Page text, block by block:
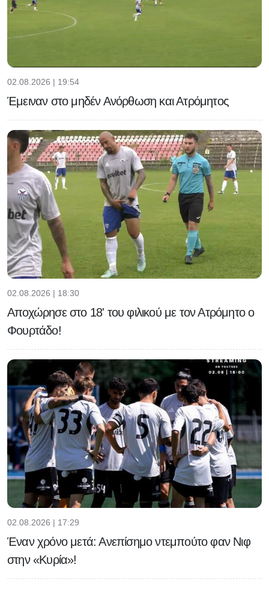
02.08.2026 | 19:54
Έμειναν στο μηδέν Ανόρθωση και Ατρόμητος
02.08.2026 | 18:30
Αποχώρησε στο 18' του φιλικού με τον Ατρόμητο ο
Φουρτάδο!
02.08.2026 | 17:29
Έναν χρόνο μετά: Ανεπίσημο ντεμπούτο φαν Νιφ
στην «Κυρία»!